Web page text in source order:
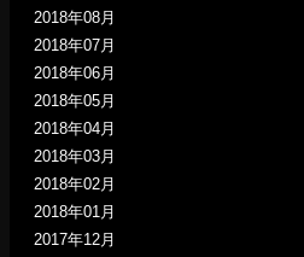
2018年08月
2018年07月
2018年06月
2018年05月
2018年04月
2018年03月
2018年02月
2018年01月
2017年12月